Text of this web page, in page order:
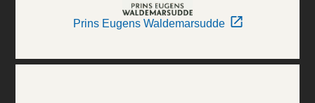
Prins Eugens Waldemarsudde